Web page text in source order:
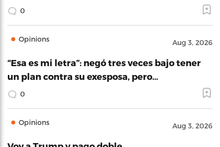
0
Opinions Aug 3, 2026
“Esa es mi letra”: negó tres veces bajo tener
un plan contra su exesposa, pero…
0
Opinions Aug 3, 2026